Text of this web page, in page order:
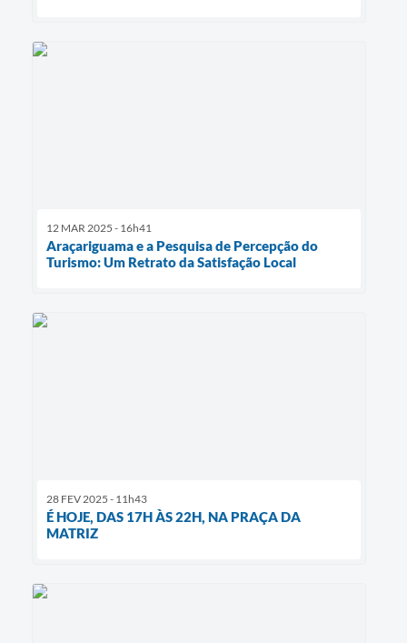
12 MAR 2025 - 16h41
Araçariguama e a Pesquisa de Percepção do
Turismo: Um Retrato da Satisfação Local
28 FEV 2025 - 11h43
É HOJE, DAS 17H ÀS 22H, NA PRAÇA DA
MATRIZ